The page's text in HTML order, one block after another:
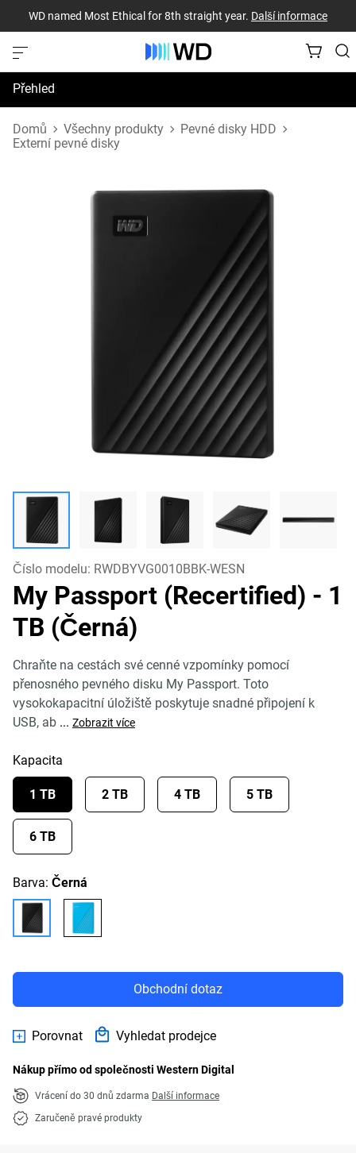
WD named Most Ethical for 8th straight year. Další informace
Přehled
Technické údaje
Domů Všechny produkty
Pevné disky HDD
Externí pevné disky
Číslo modelu: RWDBYVG0010BBK-WESN
My Passport (Recertified) - 1
TB (Černá)
Chraňte na cestách své cenné vzpomínky pomocí
přenosného pevného disku My Passport. Toto
vysokokapacitní úložiště poskytuje snadné připojení k
USB, ab ... Zobrazit více
Kapacita
1 TB 2 TB 4 TB 5 TB
6 TB
Barva: Černá
Obchodní dotaz
Porovnat Vyhledat prodejce
Nákup přímo od společnosti Western Digital
Vrácení do 30 dnů zdarma Další informace
Zaručeně pravé produkty